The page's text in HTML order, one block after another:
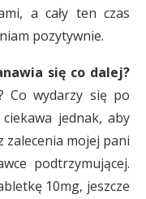
a cały ten czas
pozytywnie.
się co dalej?
Co wydarzy się po
jednak, aby
mojej pani
podtrzymującej.
10mg, jeszcze